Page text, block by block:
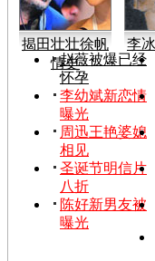
揭田壮壮徐帆
情史
李
赵薇被爆已经
怀孕
李幼斌新恋情
曝光
周迅王艳婆媳
相见
圣诞节明信片
八折
陈好新男友被
曝光